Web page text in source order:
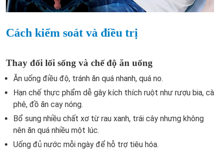
Cách kiểm soát và điều trị
Thay đổi lối sống và chế độ ăn uống
Ăn uống điều độ, tránh ăn quá nhanh, quá no.
Hạn chế thực phẩm dễ gây kích thích ruột như rượu bia, cà
phê, đồ ăn cay nóng.
Bổ sung nhiều chất xơ từ rau xanh, trái cây nhưng không
nên ăn quá nhiều một lúc.
Uống đủ nước mỗi ngày để hỗ trợ tiêu hóa.